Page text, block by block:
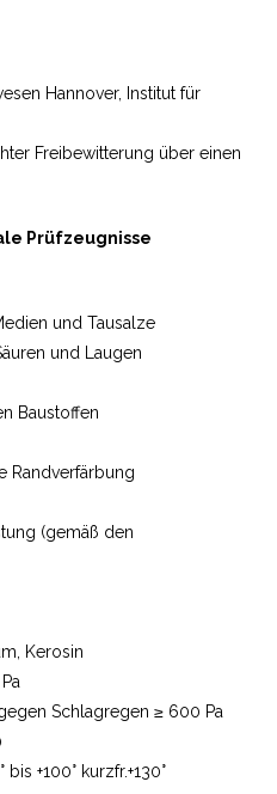
Hannover, Institut für
Freibewitterung über einen
Prüfzeugnisse
und Tausalze
und Laugen
Baustoffen
Randverfärbung
(gemäß den
Kerosin
Schlagregen ≥ 600 Pa
+100° kurzfr.+130°